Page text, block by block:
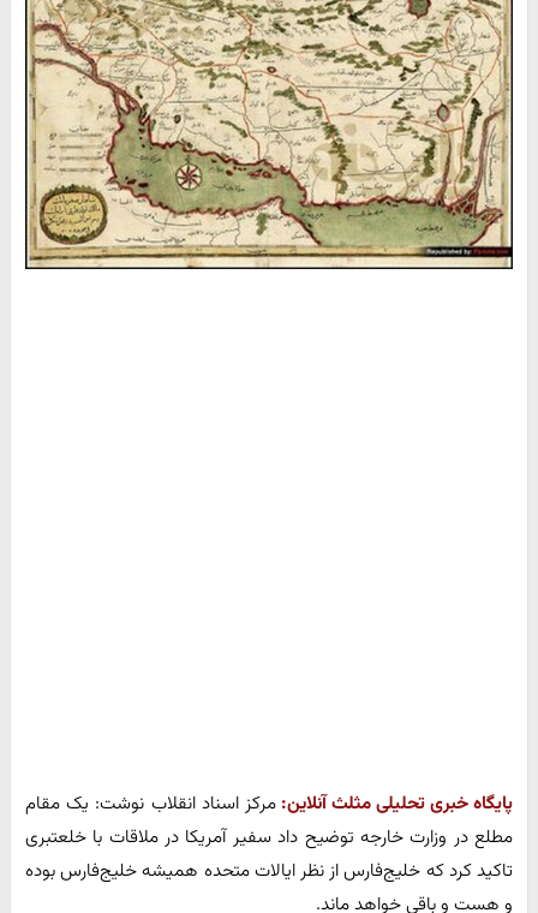
پایگاه خبری تحلیلی مثلث آنلاین: مرکز اسناد انقلاب نوشت: یک مقام
مطلع در وزارت خارجه توضیح داد سفیر آمریکا در ملاقات با خلعتبری
تاکید کرد که خلیج‌فارس از نظر ایالات متحده همیشه خلیج‌فارس بوده
و هست و باقی خواهد ماند.